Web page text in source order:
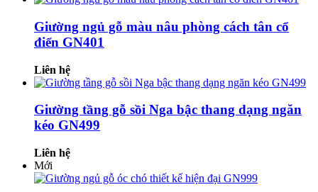
Giường ngủ gỗ màu nâu phòng cách tân cổ
điển GN401
Liên hệ
Giường tầng gỗ sồi Nga bậc thang dạng ngăn
kéo GN499
Liên hệ
Mới